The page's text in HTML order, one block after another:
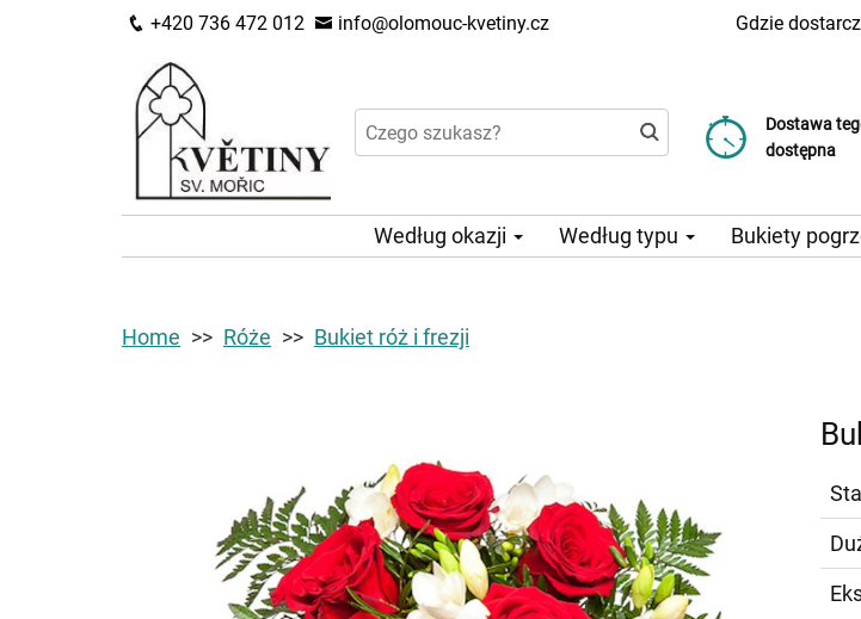
+420 736 472 012 info@olomouc-kvetiny.cz Gdzie
Dostawa
dostępna
Koszt
Wybierz datę
Według okazji Według typu Bukiety
Home Róże Bukiet róż i frezji